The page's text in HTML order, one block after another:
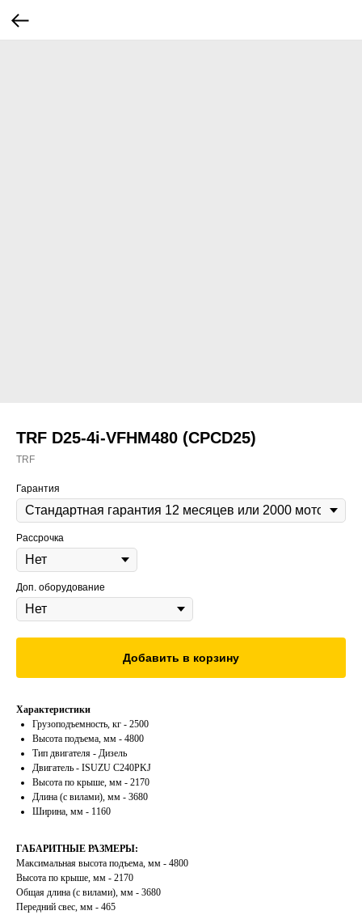
TRF D25-4i-VFHM480 (CPCD25)
TRF
Гарантия
Рассрочка
Доп. оборудование
Добавить в корзину
Характеристики
Грузоподъемность, кг - 2500
Высота подъема, мм - 4800
Тип двигателя - Дизель
Двигатель - ISUZU C240PKJ
Высота по крыше, мм - 2170
Длина (с вилами), мм - 3680
Ширина, мм - 1160
ГАБАРИТНЫЕ РАЗМЕРЫ:
Максимальная высота подъема, мм - 4800
Высота по крыше, мм - 2170
Общая длина (с вилами), мм - 3680
Передний свес, мм - 465